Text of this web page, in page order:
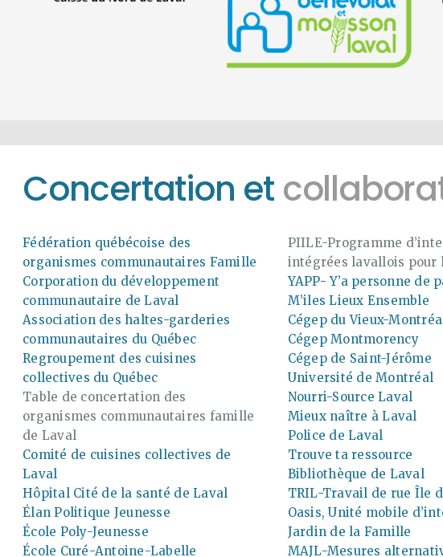
Concertation et
Fédération québécoise des
organismes communautaires Famille
Corporation du développement
communautaire de Laval
Association des haltes-garderies
communautaires du Québec
Regroupement des cuisines
collectives du Québec
Table de concertation des
organismes communautaires famille
de Laval
Comité de cuisines collectives de
Laval
Hôpital Cité de la santé de Laval
Élan Politique Jeunesse
École Poly-Jeunesse
École Curé-Antoine-Labelle
PIILE-Programme
intégrées lavallois pour
YAPP- Y’a personne de
M’iles Lieux Ensemble
Cégep du Vieux-
Cégep Montmorency
Cégep de Saint-Jérôme
Université de Montréal
Nourri-Source Laval
Mieux naître à Laval
Police de Laval
Trouve ta ressource
Bibliothèque de Laval
TRIL-Travail de rue Île
Oasis, Unité mobile
Jardin de la Famille
MAJL-Mesures